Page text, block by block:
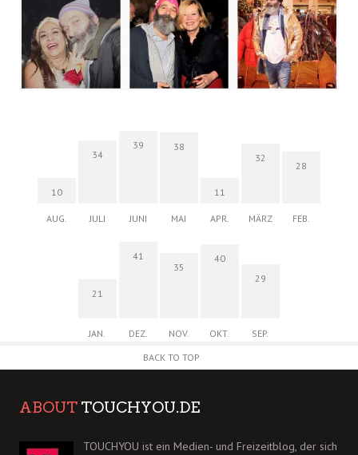
10
AUG.
34
JULI
39
JUNI
38
MAI
11
APR.
32
MÄRZ
28
FEB.
21
JAN.
41
DEZ.
35
NOV.
40
OKT.
29
SEP.
BACK TO TOP
ABOUT TOUCHYOU.DE
TOUCHYOU ist ein Medien- und Freizeitblog, der sich